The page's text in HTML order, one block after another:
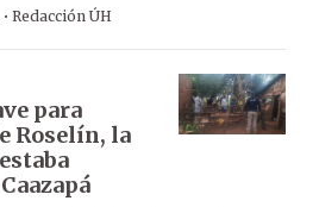
· Redacción ÚH
para
Roselín, la